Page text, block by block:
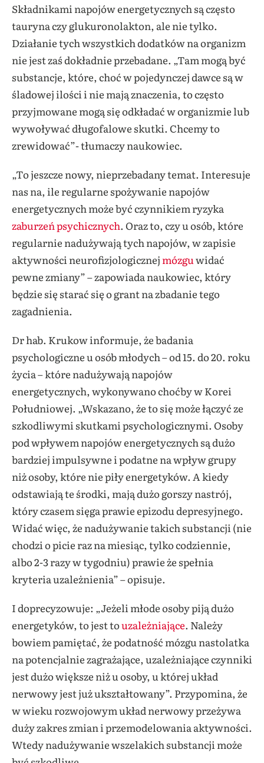
Składnikami napojów energetycznych są często
tauryna czy glukuronolakton, ale nie tylko.
Działanie tych wszystkich dodatków na organizm
nie jest zaś dokładnie przebadane. „Tam mogą być
substancje, które, choć w pojedynczej dawce są w
śladowej ilości i nie mają znaczenia, to często
przyjmowane mogą się odkładać w organizmie lub
wywoływać długofalowe skutki. Chcemy to
zrewidować”- tłumaczy naukowiec.
„To jeszcze nowy, nieprzebadany temat. Interesuje
nas na, ile regularne spożywanie napojów
energetycznych może być czynnikiem ryzyka
zaburzeń psychicznych. Oraz to, czy u osób, które
regularnie nadużywają tych napojów, w zapisie
aktywności neurofizjologicznej mózgu widać
pewne zmiany” – zapowiada naukowiec, który
będzie się starać się o grant na zbadanie tego
zagadnienia.
Dr hab. Krukow informuje, że badania
psychologiczne u osób młodych – od 15. do 20. roku
życia – które nadużywają napojów
energetycznych, wykonywano choćby w Korei
Południowej. „Wskazano, że to się może łączyć ze
szkodliwymi skutkami psychologicznymi. Osoby
pod wpływem napojów energetycznych są dużo
bardziej impulsywne i podatne na wpływ grupy
niż osoby, które nie piły energetyków. A kiedy
odstawiają te środki, mają dużo gorszy nastrój,
który czasem sięga prawie epizodu depresyjnego.
Widać więc, że nadużywanie takich substancji (nie
chodzi o picie raz na miesiąc, tylko codziennie,
albo 2-3 razy w tygodniu) prawie że spełnia
kryteria uzależnienia” – opisuje.
I doprecyzowuje: „Jeżeli młode osoby piją dużo
energetyków, to jest touzależniające. Należy
bowiem pamiętać, że podatność mózgu nastolatka
na potencjalnie zagrażające, uzależniające czynniki
jest dużo większe niż u osoby, u której układ
nerwowy jest już ukształtowany”. Przypomina, że
w wieku rozwojowym układ nerwowy przeżywa
duży zakres zmian i przemodelowania aktywności.
Wtedy nadużywanie wszelakich substancji może